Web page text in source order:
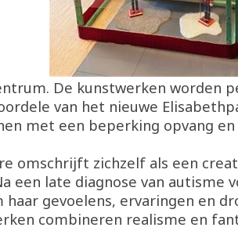
De kunstwerken worden
van het nieuwe
met een beperking opvang
omschrijft zichzelf als een
een late diagnose van autisme
haar gevoelens, ervaringen en
combineren realisme en